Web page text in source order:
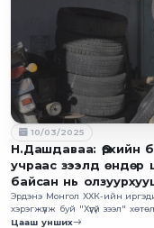
10/03/2025
Н.Дашдаваа: Өрхийн
учраас зээлд өндөр
байсан нь
Эрдэнэ Монгол ХХК-ийн
хэрэгжүүлж буй "Хүүгүй зээл"
Н.Дашдаваа хөтөлбөрийн
Цааш унших